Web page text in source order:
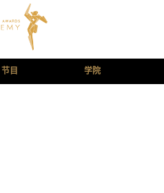
节目 学院